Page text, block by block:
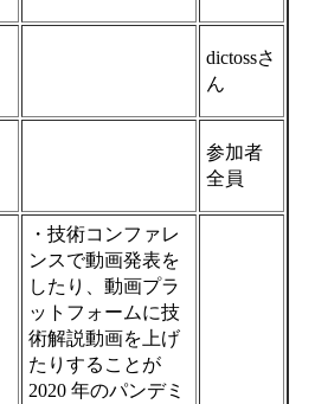
dictossさ
ん
参加者
全員
・技術コンファレ
ンスで動画発表を
したり、動画プラ
ットフォームに技
術解説動画を上げ
たりすることが
2020 年のパンデミ